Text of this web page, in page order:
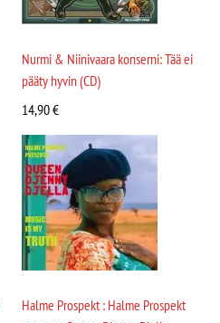
Nurmi & Niinivaara konserni: Tää ei
pääty hyvin (CD)
14,90€
Halme Prospekt : Halme Prospekt